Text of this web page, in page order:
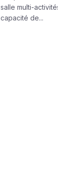
salle multi-
capacité de...